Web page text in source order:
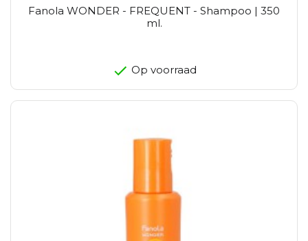
Fanola WONDER - FREQUENT - Shampoo | 350
ml.
Op voorraad